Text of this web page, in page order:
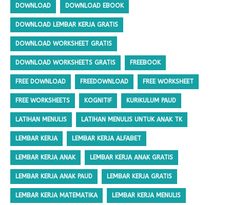
DOWNLOAD DOWNLOAD EBOOK
DOWNLOAD LEMBAR KERJA GRATIS
DOWNLOAD WORKSHEET GRATIS
DOWNLOAD WORKSHEETS GRATIS FREEBOOK
FREE DOWNLOAD FREEDOWNLOAD FREE WORKSHEET
FREE WORKSHEETS KOGNITIF KURIKULUM PAUD
LATIHAN MENULIS LATIHAN MENULIS UNTUK ANAK TK
LEMBAR KERJA LEMBAR KERJA ALFABET
LEMBAR KERJA ANAK LEMBAR KERJA ANAK GRATIS
LEMBAR KERJA ANAK PAUD LEMBAR KERJA GRATIS
LEMBAR KERJA MATEMATIKA LEMBAR KERJA MENULIS